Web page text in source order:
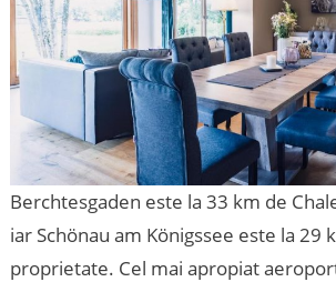
Berchtesgaden este la 33 km de
iar Schönau am Königssee este la 29
proprietate. Cel mai apropiat